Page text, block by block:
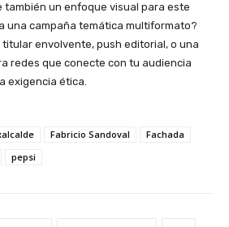
también un enfoque visual para este
una campaña temática multiformato?
envolvente, push editorial, o una
redes que conecte con tu audiencia
exigencia ética.
Fabricio Sandoval
Fachada
pepsi